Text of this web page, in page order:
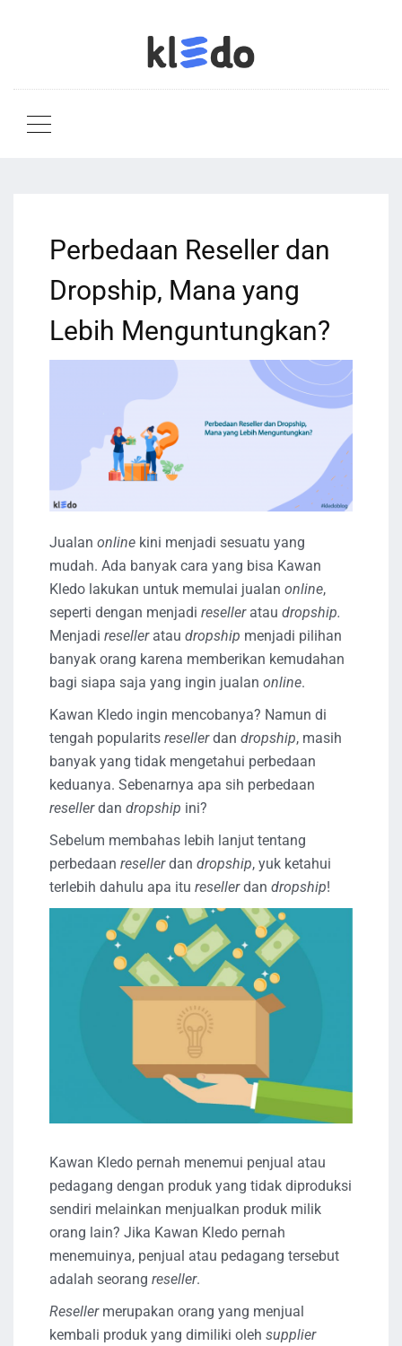
Perbedaan Reseller dan
Dropship, Mana yang
Lebih Menguntungkan?
Jualan online kini menjadi sesuatu yang
mudah. Ada banyak cara yang bisa Kawan
Kledo lakukan untuk memulai jualan online,
seperti dengan menjadi reseller atau dropship.
Menjadi reseller atau dropship menjadi pilihan
banyak orang karena memberikan kemudahan
bagi siapa saja yang ingin jualan online.
Kawan Kledo ingin mencobanya? Namun di
tengah popularits resellerdan dropship, masih
banyak yang tidak mengetahui perbedaan
keduanya. Sebenarnya apa sih perbedaan
resellerdan dropship ini?
Sebelum membahas lebih lanjut tentang
perbedaan resellerdan dropship, yuk ketahui
terlebih dahulu apa itu resellerdan dropship!
Kawan Kledo pernah menemui penjual atau
pedagang dengan produk yang tidak diproduksi
sendiri melainkan menjualkan produk milik
orang lain? Jika Kawan Kledo pernah
menemuinya, penjual atau pedagang tersebut
adalah seorang reseller.
Reseller merupakan orang yang menjual
kembali produk yang dimiliki oleh supplier